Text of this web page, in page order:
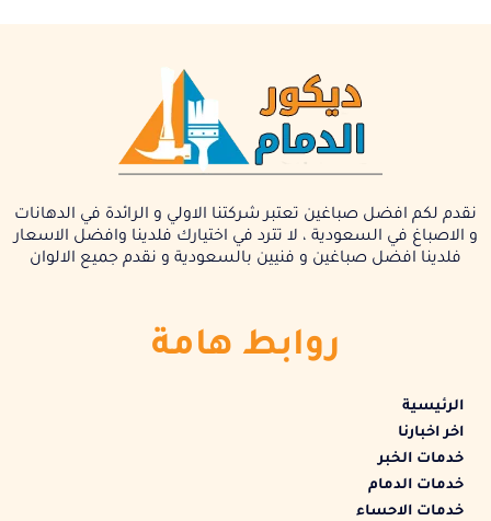
نقدم لكم افضل صباغين تعتبر شركتنا الاولي و الرائدة في الدهانات
و الاصباغ في السعودية ، لا تترد في اختيارك فلدينا وافضل الاسعار
فلدينا افضل صباغين و فنيين بالسعودية و نقدم جميع الالوان
روابط هامة
الرئيسية
اخر اخبارنا
خدمات الخبر
خدمات الدمام
خدمات الاحساء